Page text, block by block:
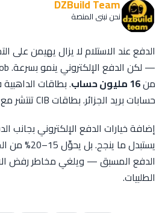
DZBuild Team
نحن نبني المنصة
الدفع عند الاستلام لا يزال يهيمن على
من16 مليون حساب
. بطاقات
حسابات بريد الجزائر. بطاقات CIB تنتشر مع برامج رقمنة البنوك.
إضافة خيارات الدفع الإلكتروني بجانب
يستبدل ما
الدفع المسبق — ويلغي مخاطر رفض
الطلبيات.